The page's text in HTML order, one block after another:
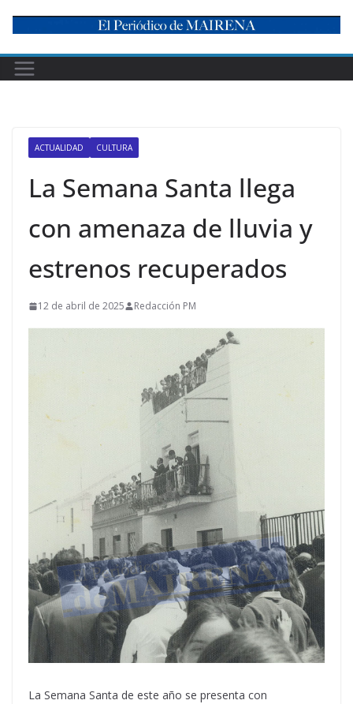
content
ACTUALIDAD CULTURA
La Semana Santa llega
con amenaza de lluvia y
estrenos recuperados
12 de abril de 2025 Redacción PM
La Semana Santa de este año se presenta con